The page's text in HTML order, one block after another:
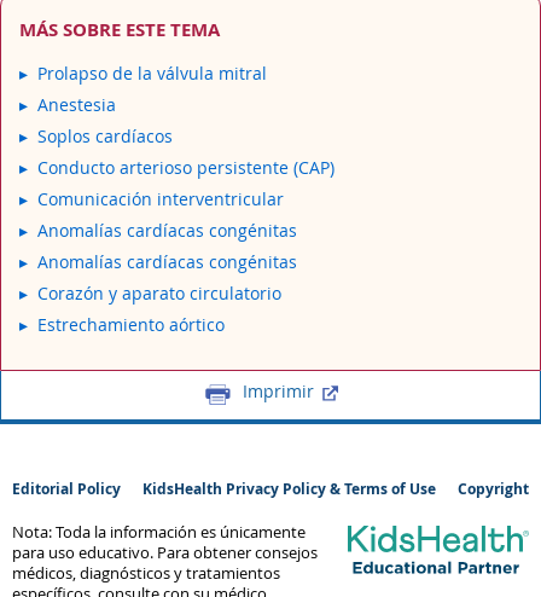
MÁS SOBRE ESTE TEMA
Prolapso de la válvula mitral
Anestesia
Soplos cardíacos
Conducto arterioso persistente (CAP)
Comunicación interventricular
Anomalías cardíacas congénitas
Anomalías cardíacas congénitas
Corazón y aparato circulatorio
Estrechamiento aórtico
Imprimir
Editorial Policy KidsHealth Privacy Policy & Terms of Use Copyright
Nota: Toda la información es únicamente
para uso educativo. Para obtener consejos
médicos, diagnósticos y tratamientos